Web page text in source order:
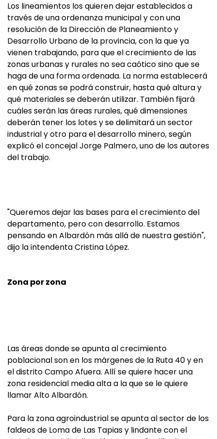
Los lineamientos los quieren dejar establecidos a
través de una ordenanza municipal y con una
resolución de la Dirección de Planeamiento y
Desarrollo Urbano de la provincia, con la que ya
vienen trabajando, para que el crecimiento de las
zonas urbanas y rurales no sea caótico sino que se
haga de una forma ordenada. La norma establecerá
en qué zonas se podrá construir, hasta qué altura y
qué materiales se deberán utilizar. También fijará
cuáles serán las áreas rurales, qué dimensiones
deberán tener los lotes y se delimitará un sector
industrial y otro para el desarrollo minero, según
explicó el concejal Jorge Palmero, uno de los autores
del trabajo.
"Queremos dejar las bases para el crecimiento del
departamento, pero con desarrollo. Estamos
pensando en Albardón más allá de nuestra gestión",
dijo la intendenta Cristina López.
Zona por zona
Las áreas donde se apunta al crecimiento
poblacional son en los márgenes de la Ruta 40 y en
el distrito Campo Afuera. Allí se quiere hacer una
zona residencial media alta a la que se le quiere
llamar Alto Albardón.
Para la zona agroindustrial se apunta al sector de los
faldeos de Loma de Las Tapias y lindante con el